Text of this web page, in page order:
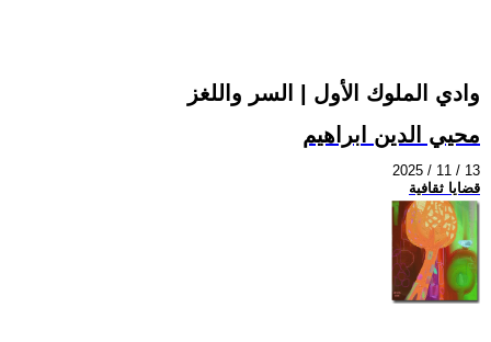
وادي الملوك الأول | السر واللغز
محيي الدين ابراهيم
2025 / 11 / 13
قضايا ثقافية